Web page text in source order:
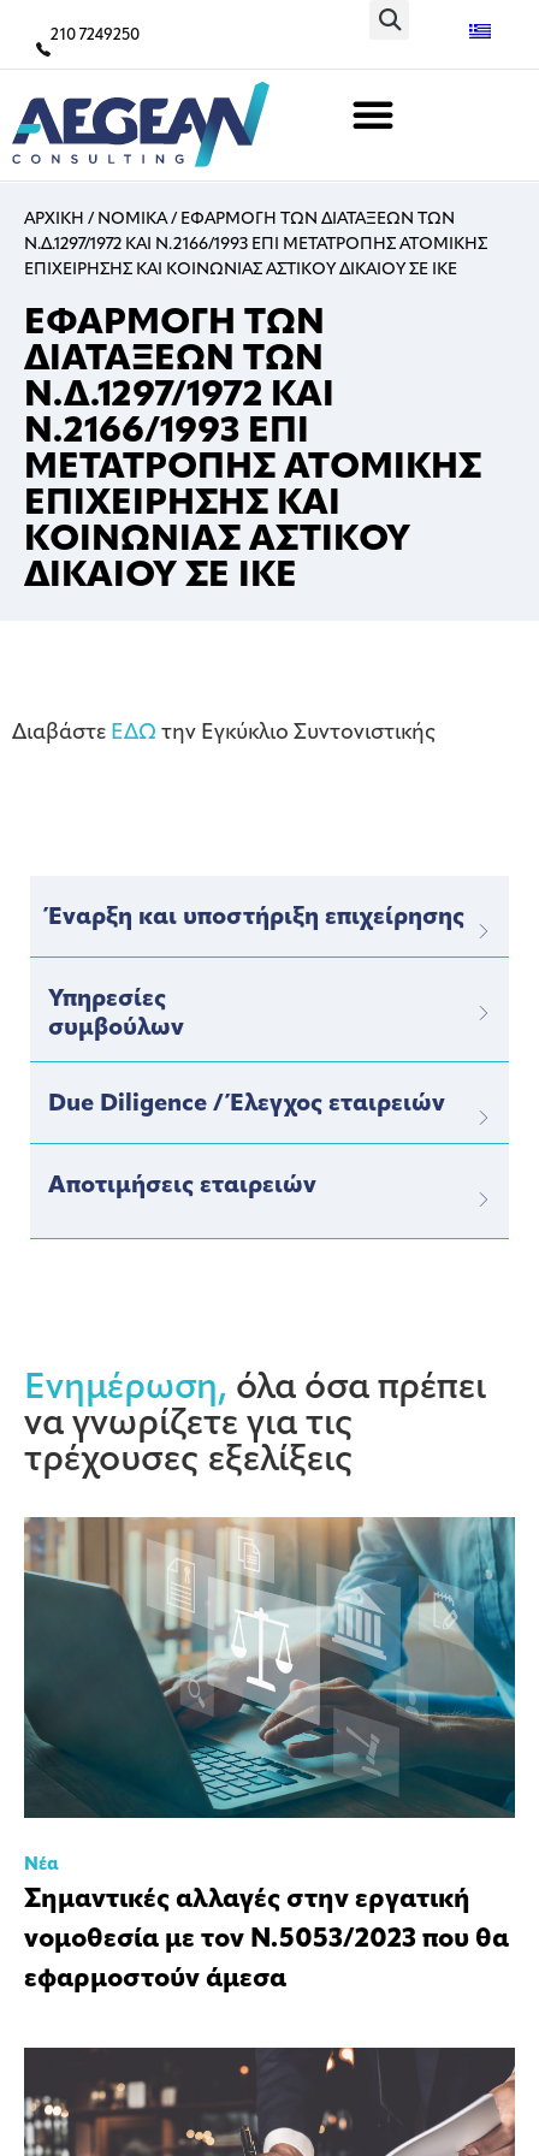
210 7249250
ΑΡΧΙΚΗ / ΝΟΜΙΚΑ/ ΕΦΑΡΜΟΓΗ ΤΩΝ ΔΙΑΤΑΞΕΩΝ ΤΩΝ
Ν.Δ.1297/1972 ΚΑΙ Ν.2166/1993 ΕΠΙ ΜΕΤΑΤΡΟΠΗΣ ΑΤΟΜΙΚΗΣ
ΕΠΙΧΕΙΡΗΣΗΣ ΚΑΙ ΚΟΙΝΩΝΙΑΣ ΑΣΤΙΚΟΥ ΔΙΚΑΙΟΥ ΣΕ ΙΚΕ
ΕΦΑΡΜΟΓΗ ΤΩΝ
ΔΙΑΤΑΞΕΩΝ ΤΩΝ
Ν.Δ.1297/1972 ΚΑΙ
Ν.2166/1993 ΕΠΙ
ΜΕΤΑΤΡΟΠΗΣ ΑΤΟΜΙΚΗΣ
ΕΠΙΧΕΙΡΗΣΗΣ ΚΑΙ
ΚΟΙΝΩΝΙΑΣ ΑΣΤΙΚΟΥ
ΔΙΚΑΙΟΥ ΣΕ ΙΚΕ
Διαβάστε ΕΔΩ την Εγκύκλιο Συντονιστικής
Έναρξη και υποστήριξη επιχείρησης
Υπηρεσίες
συμβούλων
Due Diligence / Έλεγχος εταιρειών
Αποτιμήσεις εταιρειών
Ενημέρωση, όλα όσα πρέπει
να γνωρίζετε για τις
τρέχουσες εξελίξεις
Νέα
Σημαντικές αλλαγές στην εργατική
νομοθεσία με τον Ν.5053/2023 που θα
εφαρμοστούν άμεσα